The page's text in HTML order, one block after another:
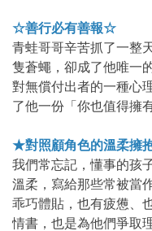
☆善行必有善報☆
青蛙哥哥辛苦抓了一整
隻蒼蠅，卻成了他唯一
對無償付出者的一種心
了他一份「你也值得擁
★對照顧角色的溫柔擁
我們常忘記，懂事的孩
溫柔，寫給那些常被當
乖巧體貼，也有疲憊、
情書，也是為他們爭取